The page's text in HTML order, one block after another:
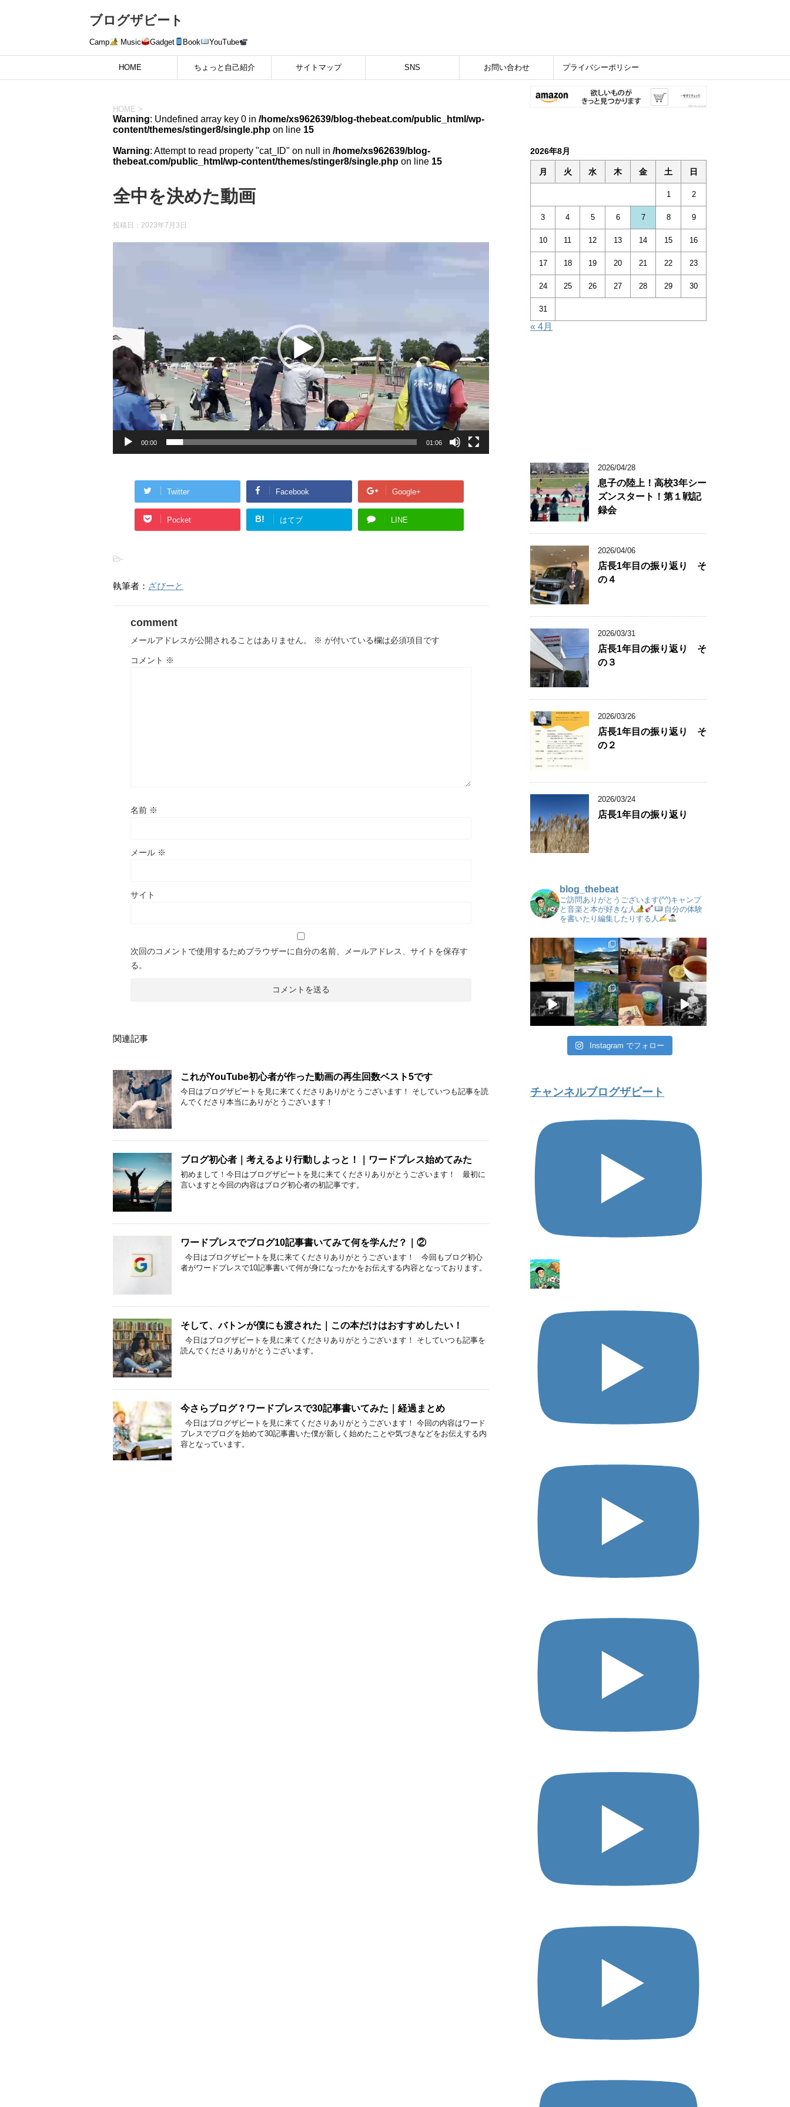
ブログザビート
Camp Music Gadget Book YouTube
HOME ちょっと自己紹介 サイトマップ SNS お問い合わせ プライバシーポリシー
HOME >
Warning: Undefined array key 0 in /home/xs962639/blog-thebeat.com/public_html/wp-
content/themes/stinger8/single.php on line 15
Warning: Attempt to read property "cat_ID" on null in /home/xs962639/blog-
thebeat.com/public_html/wp-content/themes/stinger8/single.php on line 15
全中を決めた動画
投稿日： 2023年7月3日
00:00 01:06
Twitter Facebook Google+
Pocket B! はてブ LINE
-
執筆者： ざびーと
comment
メールアドレスが公開されることはありません。 ※ が付いている欄は必須項目です
コメント ※
名前 ※
メール ※
サイト
次回のコメントで使用するためブラウザーに自分の名前、メールアドレス、サイトを保存す
る。
関連記事
これがYouTube初心者が作った動画の再生回数ベスト5です
今日はブログザビートを見に来てくださりありがとうございます！ そしていつも記事を読
んでくださり本当にありがとうございます！
ブログ初心者｜考えるより行動しよっと！｜ワードプレス始めてみた
初めまして！今日はブログザビートを見に来てくださりありがとうございます！ 最初に
言いますと今回の内容はブログ初心者の初記事です。
ワードプレスでブログ10記事書いてみて何を学んだ？｜②
今日はブログザビートを見に来てくださりありがとうございます！ 今回もブログ初心
者がワードプレスで10記事書いて何が身になったかをお伝えする内容となっております。
そして、バトンが僕にも渡された｜この本だけはおすすめしたい！
今日はブログザビートを見に来てくださりありがとうございます！ そしていつも記事を
読んでくださりありがとうございます。
今さらブログ？ワードプレスで30記事書いてみた｜経過まとめ
今日はブログザビートを見に来てくださりありがとうございます！ 今回の内容はワード
プレスでブログを始めて30記事書いた僕が新しく始めたことや気づきなどをお伝えする内
容となっています。
2026年8月
月 火 水 木 金 土 日
1 2
3 4 5 6 7 8 9
10 11 12 13 14 15 16
17 18 19 20 21 22 23
24 25 26 27 28 29 30
31
« 4月
2026/04/28
息子の陸上！高校3年シー
ズンスタート！第１戦記
録会
2026/04/06
店長1年目の振り返り そ
の４
2026/03/31
店長1年目の振り返り そ
の３
2026/03/26
店長1年目の振り返り そ
の２
2026/03/24
店長1年目の振り返り
blog_thebeat
ご訪問ありがとうございます(^^)キャンプ
と音楽と本が好きな人
自分の体験
を書いたり編集したりする人
Instagram でフォロー
チャンネルブログザビート